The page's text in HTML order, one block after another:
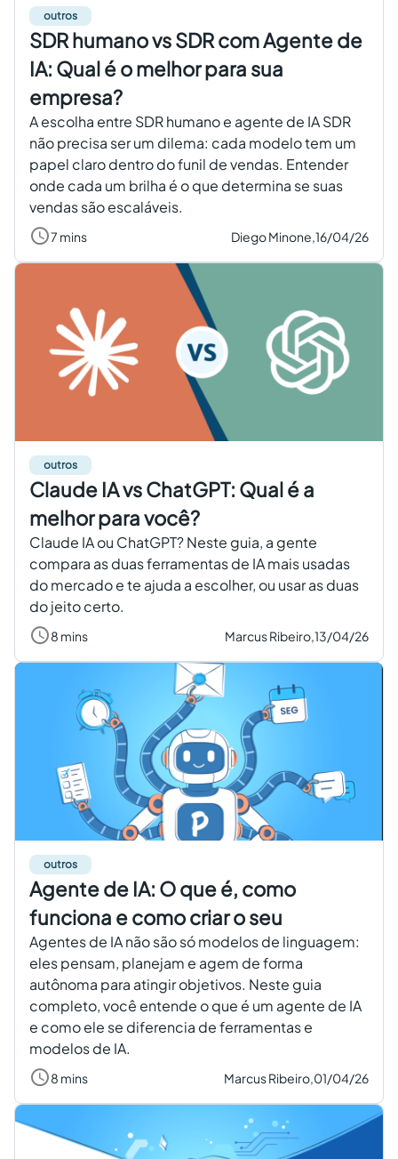
outros
SDR humano vs SDR com Agente de
IA: Qual é o melhor para sua
empresa?
A escolha entre SDR humano e agente de IA SDR
não precisa ser um dilema: cada modelo tem um
papel claro dentro do funil de vendas. Entender
onde cada um brilha é o que determina se suas
vendas são escaláveis.
7 mins Diego Minone,16/04/26
outros
Claude IA vs ChatGPT: Qual é a
melhor para você?
Claude IA ou ChatGPT? Neste guia, a gente
compara as duas ferramentas de IA mais usadas
do mercado e te ajuda a escolher, ou usar as duas
do jeito certo.
8 mins Marcus Ribeiro,13/04/26
outros
Agente de IA: O que é, como
funciona e como criar o seu
Agentes de IA não são só modelos de linguagem:
eles pensam, planejam e agem de forma
autônoma para atingir objetivos. Neste guia
completo, você entende o que é um agente de IA
e como ele se diferencia de ferramentas e
modelos de IA.
8 mins Marcus Ribeiro,01/04/26